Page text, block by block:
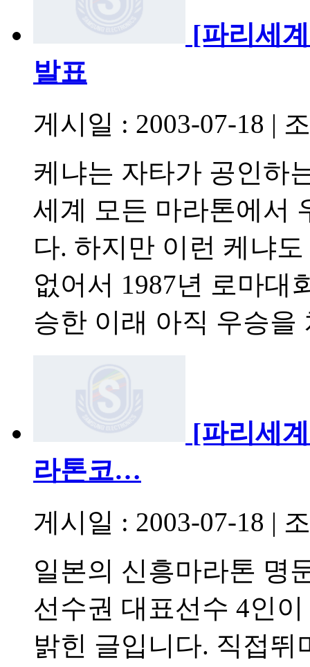
[파리세
발표
게시일 : 2003-07-18 |
케냐는 자타가 공인하
세계 모든 마라톤에서
다. 하지만 이런 케냐
없어서 1987년 로마대
승한 이래 아직 우승
[파리세
라톤코…
게시일 : 2003-07-18 |
일본의 신흥마라톤 명
선수권 대표선수 4인
밝힌 글입니다. 직접